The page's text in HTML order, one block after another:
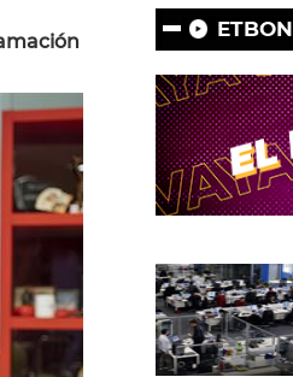
ETBON